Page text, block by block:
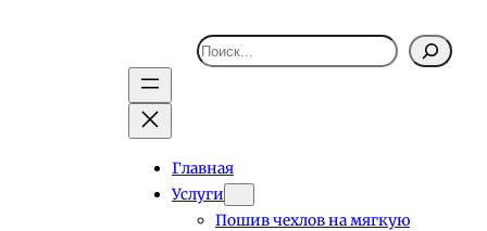
Поиск
Главная
Услуги
Пошив чехлов на мягкую